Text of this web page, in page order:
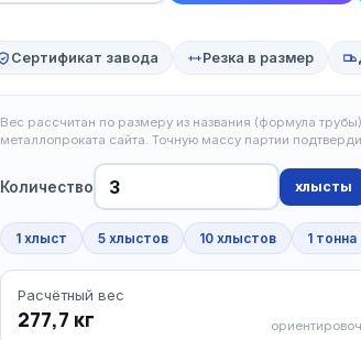
Сертификат завода Резка в размер
Вес рассчитан по размеру из названия (формула
металлопроката сайта. Точную массу партии
Количество хлысты
1 хлыст 5 хлыстов 10 хлыстов 1 тонна
Расчётный вес
277,7 кг